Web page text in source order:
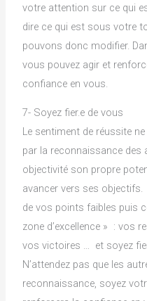
votre attention sur ce qui
dire ce qui est sous votre
pouvons donc modifier.
vous pouvez agir et
confiance en vous.
7- Soyez fier.e de vous
Le sentiment de réussite
par la reconnaissance des
objectivité son propre
avancer vers ses
de vos points faibles puis
zone d’excellence » : vos
vos victoires … et soyez
N’attendez pas que les
reconnaissance, soyez